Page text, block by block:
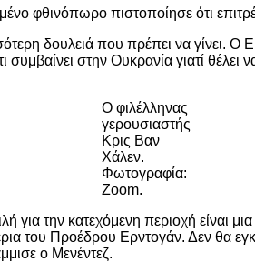
φθινόπωρο πιστοποίησε ότι
δουλειά που πρέπει να γίνει.
στην Ουκρανία γιατί θέλει
Ο φιλέλληνας
γερουσιαστής
Κρις Βαν
Χάλεν.
Φωτογραφία:
Zoom.
για την κατεχόμενη περιοχή
του Προέδρου Ερντογάν. Δεν θα
ο Μενέντεζ.